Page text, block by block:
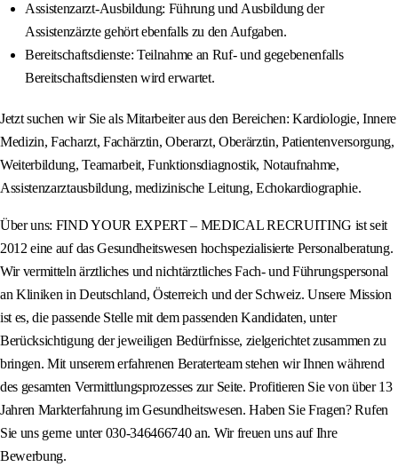
Assistenzarzt-Ausbildung: Führung und Ausbildung der
Assistenzärzte gehört ebenfalls zu den Aufgaben.
Bereitschaftsdienste: Teilnahme an Ruf- und gegebenenfalls
Bereitschaftsdiensten wird erwartet.
Jetzt suchen wir Sie als Mitarbeiter aus den Bereichen: Kardiologie, Innere
Medizin, Facharzt, Fachärztin, Oberarzt, Oberärztin, Patientenversorgung,
Weiterbildung, Teamarbeit, Funktionsdiagnostik, Notaufnahme,
Assistenzarztausbildung, medizinische Leitung, Echokardiographie.
Über uns: FIND YOUR EXPERT – MEDICAL RECRUITING ist seit
2012 eine auf das Gesundheitswesen hochspezialisierte Personalberatung.
Wir vermitteln ärztliches und nichtärztliches Fach- und Führungspersonal
an Kliniken in Deutschland, Österreich und der Schweiz. Unsere Mission
ist es, die passende Stelle mit dem passenden Kandidaten, unter
Berücksichtigung der jeweiligen Bedürfnisse, zielgerichtet zusammen zu
bringen. Mit unserem erfahrenen Beraterteam stehen wir Ihnen während
des gesamten Vermittlungsprozesses zur Seite. Profitieren Sie von über 13
Jahren Markterfahrung im Gesundheitswesen. Haben Sie Fragen? Rufen
Sie uns gerne unter 030-346466740 an. Wir freuen uns auf Ihre
Bewerbung.